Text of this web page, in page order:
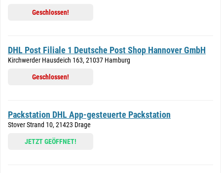
Geschlossen!
DHL Post Filiale 1 Deutsche Post Shop Hannover GmbH
Kirchwerder Hausdeich 163, 21037 Hamburg
Geschlossen!
Packstation DHL App-gesteuerte Packstation
Stover Strand 10, 21423 Drage
JETZT GEÖFFNET!